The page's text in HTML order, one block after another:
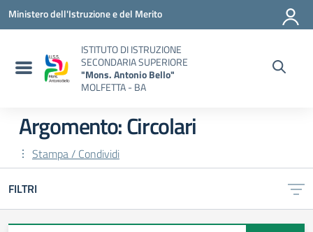
Vai ai contenuti
Vai al menu di navigazione
Vai al footer
Ministero dell'Istruzione e del Merito
ISTITUTO DI ISTRUZIONE
SECONDARIA SUPERIORE
"Mons. Antonio Bello"
MOLFETTA - BA
Argomento: Circolari
Stampa / Condividi
FILTRI